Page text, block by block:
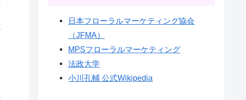
日本フローラルマーケティング協会
（JFMA）
MPSフローラルマーケティング
法政大学
小川孔輔 公式Wikipedia